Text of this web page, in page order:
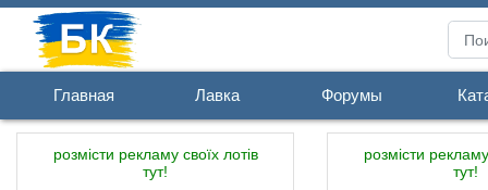
Главная Лавка Форумы
розмісти рекламу своїх лотів
тут!
розмісти
тут!